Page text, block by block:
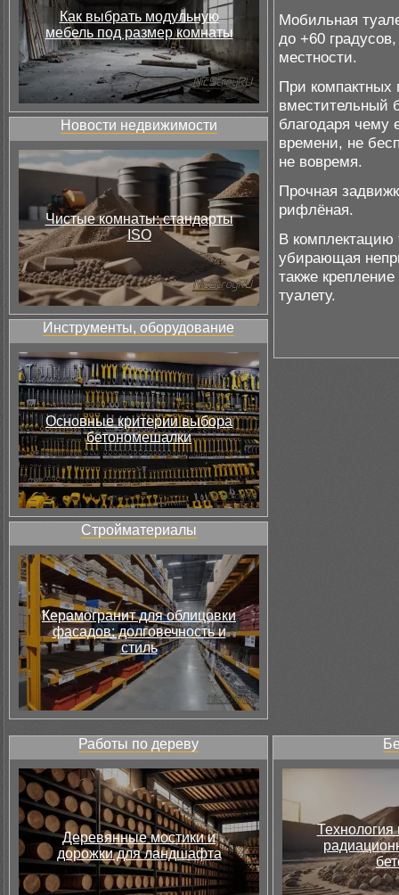
Как выбрать модульную
мебель под размер комнаты
Новости недвижимости
Чистые комнаты: стандарты
ISO
Инструменты, оборудование
Основные критерии выбора
бетономешалки
Стройматериалы
Керамогранит для облицовки
фасадов: долговечность и
стиль
Мобильная
до +60
местности.
При компактных
вместительный
благодаря чему
времени, не
не вовремя.
Прочная
рифлёная.
В комплектацию
убирающая
также
туалету.
Работы по дереву
Деревянные мостики и
дорожки для ландшафта
Технология